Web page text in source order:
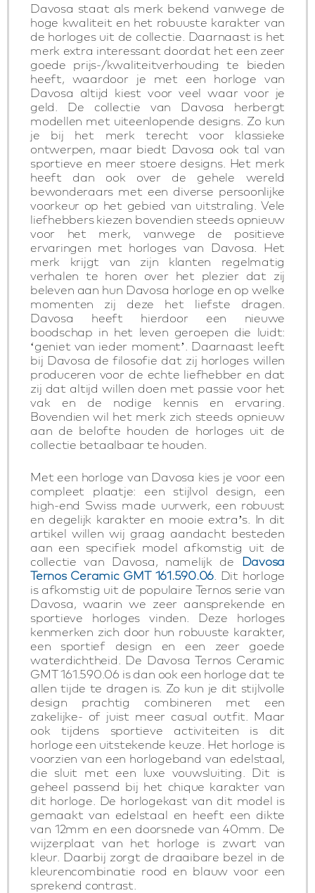
Davosa staat als merk bekend vanwege de
hoge kwaliteit en het robuuste karakter van
de horloges uit de collectie. Daarnaast is het
merk extra interessant doordat het een zeer
goede prijs-/kwaliteitverhouding te bieden
heeft, waardoor je met een horloge van
Davosa altijd kiest voor veel waar voor je
geld. De collectie van Davosa herbergt
modellen met uiteenlopende designs. Zo kun
je bij het merk terecht voor klassieke
ontwerpen, maar biedt Davosa ook tal van
sportieve en meer stoere designs. Het merk
heeft dan ook over de gehele wereld
bewonderaars met een diverse persoonlijke
voorkeur op het gebied van uitstraling. Vele
liefhebbers kiezen bovendien steeds opnieuw
voor het merk, vanwege de positieve
ervaringen met horloges van Davosa. Het
merk krijgt van zijn klanten regelmatig
verhalen te horen over het plezier dat zij
beleven aan hun Davosa horloge en op welke
momenten zij deze het liefste dragen.
Davosa heeft hierdoor een nieuwe
boodschap in het leven geroepen die luidt:
‘geniet van ieder moment’. Daarnaast leeft
bij Davosa de filosofie dat zij horloges willen
produceren voor de echte liefhebber en dat
zij dat altijd willen doen met passie voor het
vak en de nodige kennis en ervaring.
Bovendien wil het merk zich steeds opnieuw
aan de belofte houden de horloges uit de
collectie betaalbaar te houden.
Met een horloge van Davosa kies je voor een
compleet plaatje: een stijlvol design, een
high-end Swiss made uurwerk, een robuust
en degelijk karakter en mooie extra’s. In dit
artikel willen wij graag aandacht besteden
aan een specifiek model afkomstig uit de
collectie van Davosa, namelijk de Davosa
Ternos Ceramic GMT 161.590.06 . Dit horloge
is afkomstig uit de populaire Ternos serie van
Davosa, waarin we zeer aansprekende en
sportieve horloges vinden. Deze horloges
kenmerken zich door hun robuuste karakter,
een sportief design en een zeer goede
waterdichtheid. De Davosa Ternos Ceramic
GMT 161.590.06 is dan ook een horloge dat te
allen tijde te dragen is. Zo kun je dit stijlvolle
design prachtig combineren met een
zakelijke- of juist meer casual outfit. Maar
ook tijdens sportieve activiteiten is dit
horloge een uitstekende keuze. Het horloge is
voorzien van een horlogeband van edelstaal,
die sluit met een luxe vouwsluiting. Dit is
geheel passend bij het chique karakter van
dit horloge. De horlogekast van dit model is
gemaakt van edelstaal en heeft een dikte
van 12mm en een doorsnede van 40mm. De
wijzerplaat van het horloge is zwart van
kleur. Daarbij zorgt de draaibare bezel in de
kleurencombinatie rood en blauw voor een
sprekend contrast.